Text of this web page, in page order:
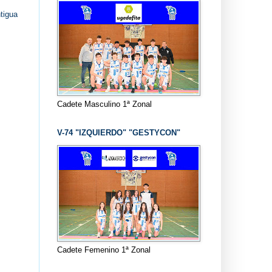
Cadete Masculino 1ª Zonal
V-74 "IZQUIERDO" "GESTYCON"
Cadete Femenino 1ª Zonal